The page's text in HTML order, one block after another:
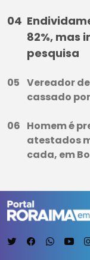
82%, mas
pesquisa
Vereador
cassado
Homem é
atestados
cada, em